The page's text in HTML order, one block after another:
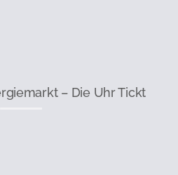
– Die Uhr Tickt